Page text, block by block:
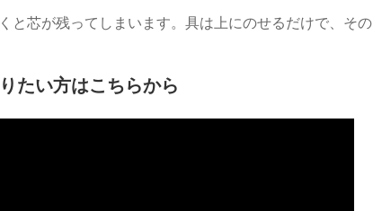
と芯が残ってしまいます。具は上にのせるだけで、その
たい方はこちらから